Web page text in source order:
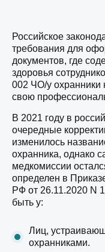
Российское
требования для
документов, где
здоровья
002 ЧО/у охранники
свою
В 2021 году в
очередные
изменилось
охранника, однако
медкомиссии
определен в
РФ от 26.11.2020 N
быть у:
Лиц,
охранниками.